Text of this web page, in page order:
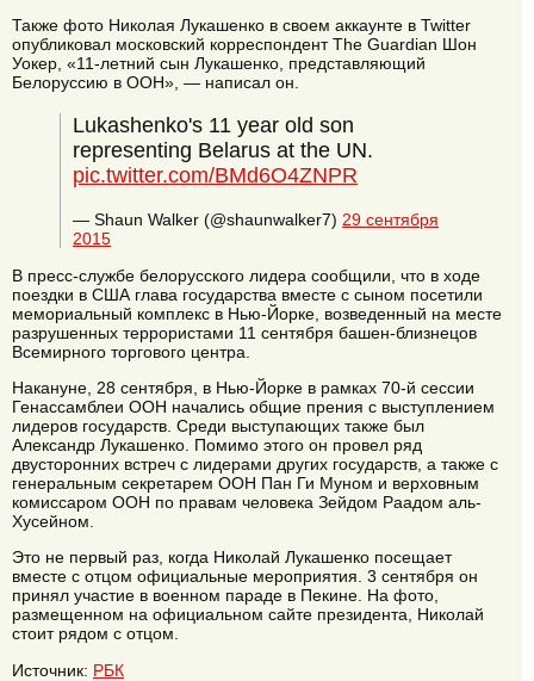
Также фото Николая Лукашенко в своем аккаунте в Twitter
опубликовал московский корреспондент The Guardian Шон
Уокер, «11-летний сын Лукашенко, представляющий
Белоруссию в ООН», — написал он.
Lukashenko's 11 year old son
representing Belarus at the UN.
pic.twitter.com/BMd6O4ZNPR
— Shaun Walker (@shaunwalker7) 29 сентября
2015
В пресс-службе белорусского лидера сообщили, что в ходе
поездки в США глава государства вместе с сыном посетили
мемориальный комплекс в Нью-Йорке, возведенный на месте
разрушенных террористами 11 сентября башен-близнецов
Всемирного торгового центра.
Накануне, 28 сентября, в Нью-Йорке в рамках 70-й сессии
Генассамблеи ООН начались общие прения с выступлением
лидеров государств. Среди выступающих также был
Александр Лукашенко. Помимо этого он провел ряд
двусторонних встреч с лидерами других государств, а также с
генеральным секретарем ООН Пан Ги Муном и верховным
комиссаром ООН по правам человека Зейдом Раадом аль-
Хусейном.
Это не первый раз, когда Николай Лукашенко посещает
вместе с отцом официальные мероприятия. 3 сентября он
принял участие в военном параде в Пекине. На фото,
размещенном на официальном сайте президента, Николай
стоит рядом с отцом.
Источник: РБК